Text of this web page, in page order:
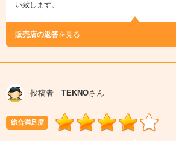
い致します。
販売店の返答を見る
投稿者 TEKNOさん
総合満足度